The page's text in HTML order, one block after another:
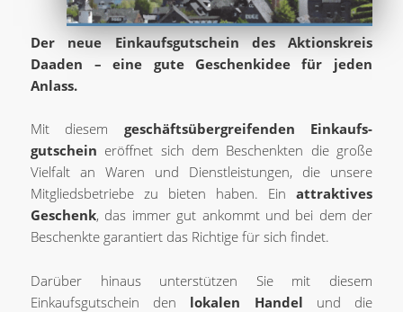
Der neue Einkaufsgutschein des Aktionskreis
Daaden – eine gute Geschenkidee für jeden
Anlass.
Mit diesem geschäfts­über­greifenden Einkaufs­
gutschein eröffnet sich dem Beschenkten die große
Vielfalt an Waren und Dienstleistungen, die unsere
Mitgliedsbetriebe zu bieten haben. Ein attraktives
Geschenk, das immer gut ankommt und bei dem der
Beschenkte garantiert das Richtige für sich findet.
Darüber hinaus unterstützen Sie mit diesem
Einkaufsgutschein den lokalen Handel und die